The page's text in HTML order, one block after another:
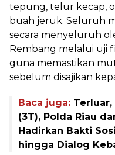
tepung, telur kecap,
buah jeruk. Seluruh
secara menyeluruh
Rembang melalui uji
guna memastikan
sebelum disajikan
Baca juga:
(3T), Polda Riau
Hadirkan Bakti
hingga Dialog